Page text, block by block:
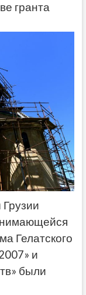
гранта
Гелатского
и
были